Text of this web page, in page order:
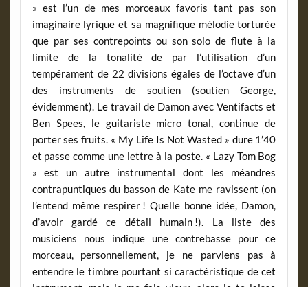
» est l’un de mes morceaux favoris tant pas son
imaginaire lyrique et sa magnifique mélodie torturée
que par ses contrepoints ou son solo de flute à la
limite de la tonalité de par l’utilisation d’un
tempérament de 22 divisions égales de l’octave d’un
des instruments de soutien (soutien George,
évidemment). Le travail de Damon avec Ventifacts et
Ben Spees, le guitariste micro tonal, continue de
porter ses fruits. « My Life Is Not Wasted » dure 1’40
et passe comme une lettre à la poste. « Lazy Tom Bog
» est un autre instrumental dont les méandres
contrapuntiques du basson de Kate me ravissent (on
l’entend même respirer ! Quelle bonne idée, Damon,
d’avoir gardé ce détail humain !). La liste des
musiciens nous indique une contrebasse pour ce
morceau, personnellement, je ne parviens pas à
entendre le timbre pourtant si caractéristique de cet